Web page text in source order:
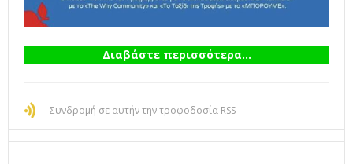
Διαβάστε περισσότερα...
Συνδρομή σε αυτήν την τροφοδοσία RSS